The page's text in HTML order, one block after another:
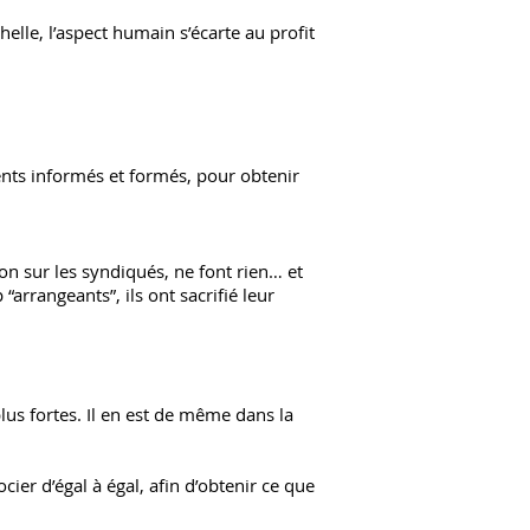
l’aspect humain s’écarte au profit
informés et formés, pour obtenir
sur les syndiqués, ne font rien… et
ils ont sacrifié leur
fortes. Il en est de même dans la
d’égal à égal, afin d’obtenir ce que